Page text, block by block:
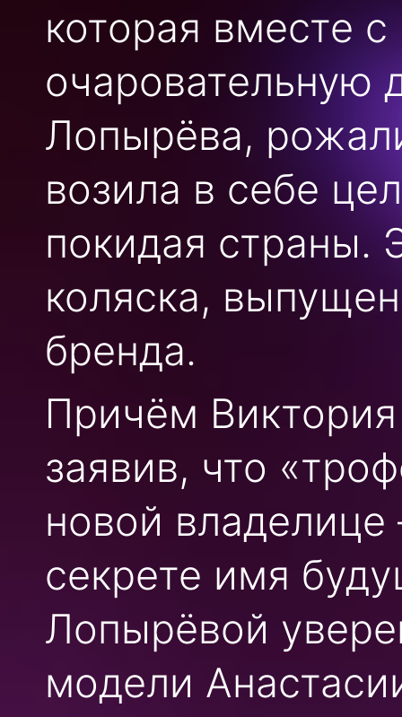
которая вместе
очаровательную
Лопырёва,
возила в себе
покидая страны.
коляска,
бренда.
Причём
заявив, что
новой
секрете имя
Лопырёвой
модели